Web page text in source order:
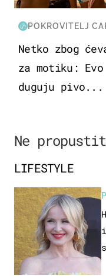
POKROVITELJ
Netko zbog
za motiku:
duguju pivo...
Ne
LIFESTYLE